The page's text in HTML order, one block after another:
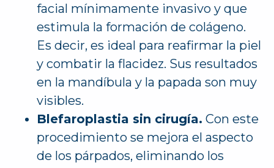
facial mínimamente invasivo y que
estimula la formación de colágeno.
Es decir, es ideal para reafirmar la piel
y combatir la flacidez. Sus resultados
en la mandíbula y la papada son muy
visibles.
Blefaroplastia sin cirugía. Con este
procedimiento se mejora el aspecto
de los párpados, eliminando los